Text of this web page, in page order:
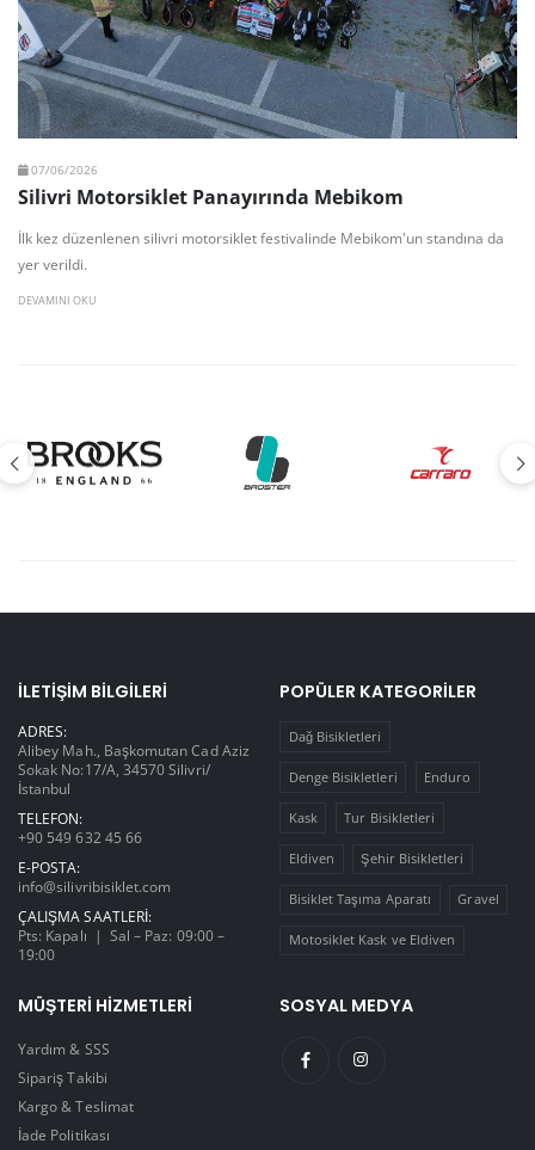
07/06/2026
Silivri Motorsiklet Panayırında Mebikom
İlk kez düzenlenen silivri motorsiklet festivalinde Mebikom'un standına da
yer verildi.
DEVAMINI OKU
İLETIŞIM BILGILERI
ADRES:
Alibey Mah., Başkomutan Cad Aziz
Sokak No:17/A, 34570 Silivri/
İstanbul
TELEFON:
+90 549 632 45 66
E-POSTA:
info@silivribisiklet.com
ÇALIŞMA SAATLERI:
Pts: Kapalı | Sal – Paz: 09:00 –
19:00
POPÜLER KATEGORILER
Dağ Bisikletleri
Denge Bisikletleri Enduro
Kask Tur Bisikletleri
Eldiven Şehir Bisikletleri
Bisiklet Taşıma Aparatı Gravel
Motosiklet Kask ve Eldiven
MÜŞTERI HIZMETLERI
Yardım & SSS
Sipariş Takibi
Kargo & Teslimat
İade Politikası
SOSYAL MEDYA